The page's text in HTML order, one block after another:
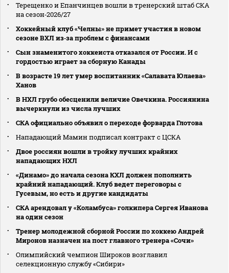
Терещенко и Епанчинцев вошли в тренерский штаб СКА
на сезон‑2026/27
Хоккейный клуб «Челны» не примет участия в новом
сезоне ВХЛ из‑за проблем с финансами
Сын знаменитого хоккеиста отказался от России. И с
гордостью играет за сборную Канады
В возрасте 19 лет умер воспитанник «Салавата Юлаева»
Ханов
В НХЛ грубо обесценили величие Овечкина. Россиянина
вычеркнули из числа лучших
СКА официально объявил о переходе форварда Глотова
Нападающий Мамин подписал контракт с ЦСКА
Двое россиян вошли в тройку лучших крайних
нападающих НХЛ
«Динамо» до начала сезона КХЛ должен пополнить
крайний нападающий. Клуб ведет переговоры с
Гусевым, но есть и другие кандидаты
СКА арендовал у «Коламбуса» голкипера Сергея Иванова
на один сезон
Тренер молодежной сборной России по хоккею Андрей
Миронов назначен на пост главного тренера «Сочи»
Олимпийский чемпион Широков возглавил
селекционную службу «Сибири»